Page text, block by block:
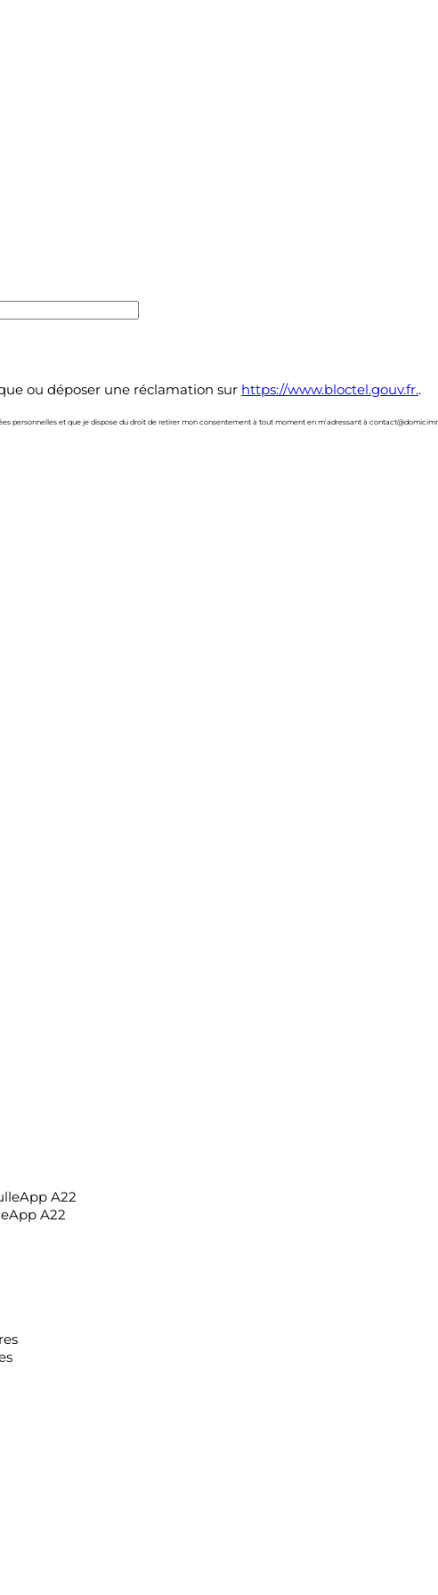
ou déposer une réclamation sur https://www.bloctel.gouv.fr..
personnelles et que je dispose du droit de retirer mon consentement à tout moment en m'adressant à
A22
A22